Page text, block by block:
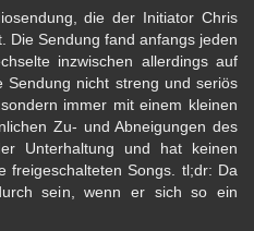
die der Initiator Chris
Die Sendung fand anfangs jeden
inzwischen allerdings auf
nicht streng und seriös
immer mit einem kleinen
Zu- und Abneigungen des
Unterhaltung und hat keinen
freigeschalteten Songs. tl;dr: Da
sein, wenn er sich so ein